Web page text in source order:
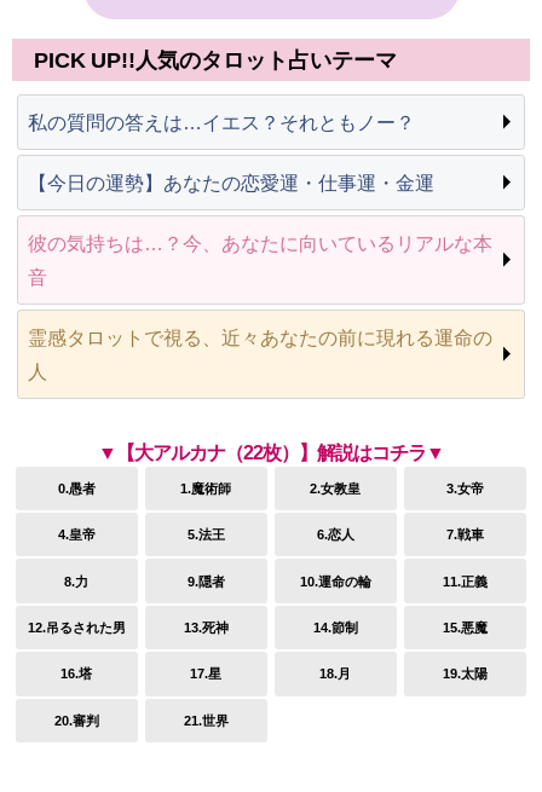
PICK UP!!人気のタロット占いテーマ
私の質問の答えは…イエス？それともノー？
【今日の運勢】あなたの恋愛運・仕事運・金運
彼の気持ちは…？今、あなたに向いているリアルな本
音
霊感タロットで視る、近々あなたの前に現れる運命の
人
▼【大アルカナ（22枚）】解説はコチラ▼
0.愚者 1.魔術師 2.女教皇 3.女帝
4.皇帝 5.法王 6.恋人 7.戦車
8.力 9.隠者 10.運命の輪 11.正義
12.吊るされた男 13.死神 14.節制 15.悪魔
16.塔 17.星 18.月 19.太陽
20.審判 21.世界